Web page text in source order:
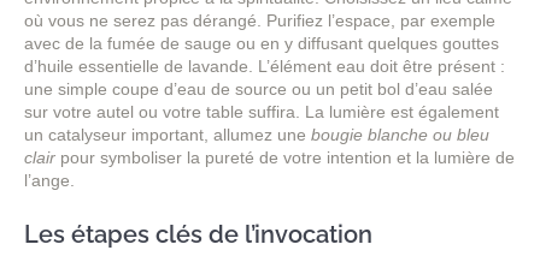
où vous ne serez pas dérangé. Purifiez l’espace, par exemple
avec de la fumée de sauge ou en y diffusant quelques gouttes
d’huile essentielle de lavande. L’élément eau doit être présent :
une simple coupe d’eau de source ou un petit bol d’eau salée
sur votre autel ou votre table suffira. La lumière est également
un catalyseur important, allumez une bougie blanche ou bleu
clair pour symboliser la pureté de votre intention et la lumière de
l’ange.
Les étapes clés de l’invocation